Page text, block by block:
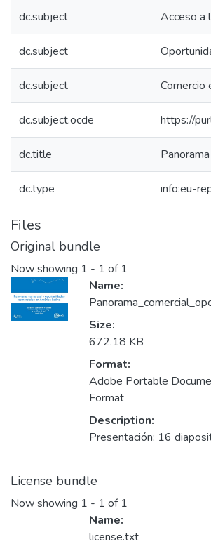
dc.subject Acceso a
dc.subject
dc.subject Comercio
dc.subject.ocde https://
dc.title
dc.type info:eu-
Files
Original bundle
Now showing 1 - 1 of 1
Name:
Size:
672.18 KB
Format:
Adobe Portable
Format
Description:
Presentación: 16
License bundle
Now showing 1 - 1 of 1
Name:
license.txt